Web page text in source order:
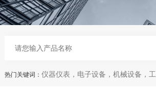
热门关键词： 仪器仪表，电子设备，机械设备，工业自动化设备，五金产